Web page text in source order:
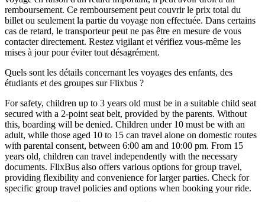
remboursement. Ce remboursement peut couvrir le prix total du
billet ou seulement la partie du voyage non effectuée. Dans certains
cas de retard, le transporteur peut ne pas être en mesure de vous
contacter directement. Restez vigilant et vérifiez vous-même les
mises à jour pour éviter tout désagrément.
Quels sont les détails concernant les voyages des enfants, des
étudiants et des groupes sur Flixbus ?
For safety, children up to 3 years old must be in a suitable child seat
secured with a 2-point seat belt, provided by the parents. Without
this, boarding will be denied. Children under 10 must be with an
adult, while those aged 10 to 15 can travel alone on domestic routes
with parental consent, between 6:00 am and 10:00 pm. From 15
years old, children can travel independently with the necessary
documents. FlixBus also offers various options for group travel,
providing flexibility and convenience for larger parties. Check for
specific group travel policies and options when booking your ride.